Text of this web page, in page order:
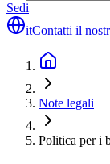
Sedi
itContatti il
Note legali
Politica per i